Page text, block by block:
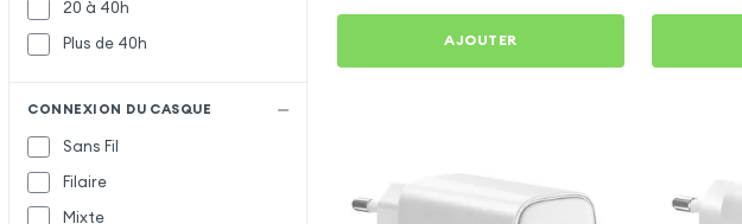
20 à 40h
Plus de 40h
CONNEXION DU CASQUE
Sans Fil
Filaire
Mixte
AJOUTER